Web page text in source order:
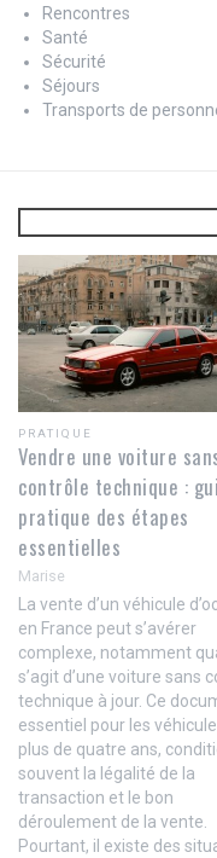
Rencontres
Santé
Sécurité
Séjours
Transports de
PRATIQUE
Vendre une voiture
contrôle technique :
pratique des étapes
essentielles
Marise
La vente d’un véhicule
en France peut s’avérer
complexe, notamment
s’agit d’une voiture sans
technique à jour. Ce
essentiel pour les
plus de quatre ans,
souvent la légalité de la
transaction et le bon
déroulement de la vente.
Pourtant, il existe des